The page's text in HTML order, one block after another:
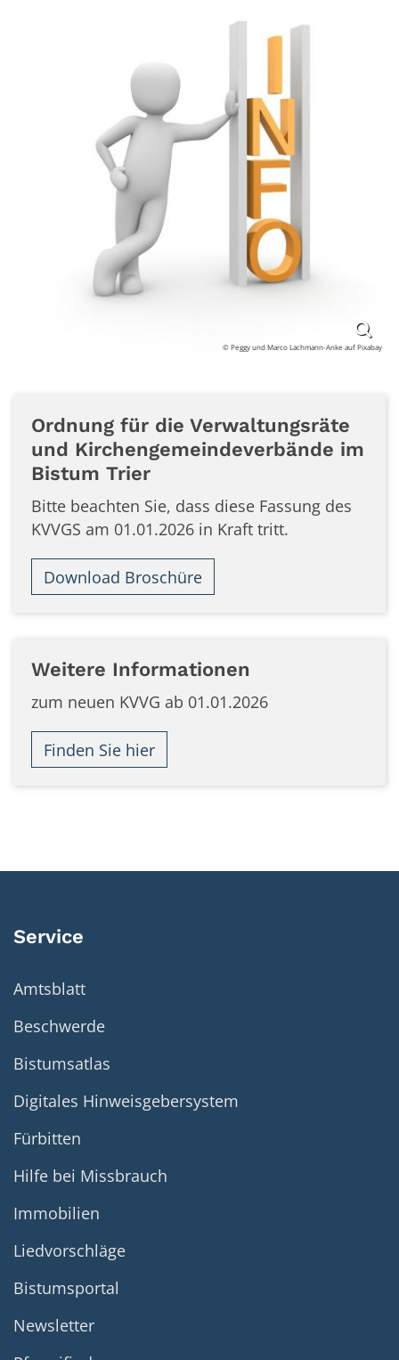
© Peggy und Marco Lachmann-Anke auf Pixabay
Ordnung für die Verwaltungsräte
und Kirchengemeindeverbände im
Bistum Trier
Bitte beachten Sie, dass diese Fassung des
KVVGS am 01.01.2026 in Kraft tritt.
Download Broschüre
Weitere Informationen
zum neuen KVVG ab 01.01.2026
Finden Sie hier
Service
Amtsblatt
Beschwerde
Bistumsatlas
Digitales Hinweisgebersystem
Fürbitten
Hilfe bei Missbrauch
Immobilien
Liedvorschläge
Bistumsportal
Newsletter